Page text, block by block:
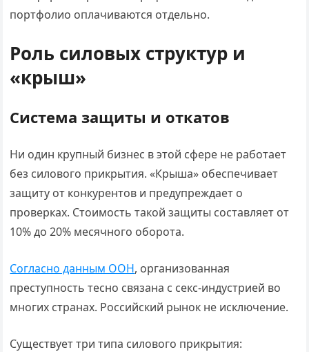
портфолио оплачиваются отдельно.
Роль силовых структур и
«крыш»
Система защиты и откатов
Ни один крупный бизнес в этой сфере не работает
без силового прикрытия. «Крыша» обеспечивает
защиту от конкурентов и предупреждает о
проверках. Стоимость такой защиты составляет от
10% до 20% месячного оборота.
Согласно данным ООН, организованная
преступность тесно связана с секс-индустрией во
многих странах. Российский рынок не исключение.
Существует три типа силового прикрытия: